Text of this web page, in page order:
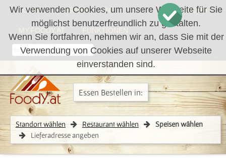
Wir verwenden Cookies, um unsere Webseite für Sie
möglichst benutzerfreundlich zu gestalten.
Wenn Sie fortfahren, nehmen wir an, dass Sie mit der
Verwendung von Cookies auf unserer Webseite
einverstanden sind.
LOGIN REGISTRIEREN WARENKORB
MY.FOODY.AT FUNKTIONEN
RÜCKRUF
Standort wählen Restaurant wählen
Speisen wählen
Lieferadresse angeben
Essen Bestellen in: